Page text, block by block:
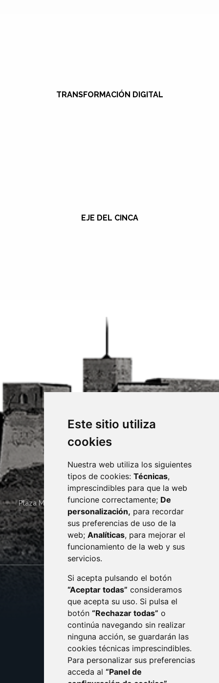
Este sitio utiliza
cookies
Nuestra web utiliza los siguientes
tipos de cookies: Técnicas,
imprescindibles para que la web
funcione correctamente; De
personalización, para recordar
sus preferencias de uso de la
web; Analíticas, para mejorar el
funcionamiento de la web y sus
servicios.
Si acepta pulsando el botón
“Aceptar todas” consideramos
que acepta su uso. Si pulsa el
botón “Rechazar todas” o
continúa navegando sin realizar
ninguna acción, se guardarán las
cookies técnicas imprescindibles.
Para personalizar sus preferencias
acceda al “Panel de
TRANSFORMACIÓN DIGITAL
EJE DEL CINCA
Plaza Mayor 4 22400 MONZÓN - ARAGÓN (ESPAÑA)
· (34) 974 400 700 ·
sac@monzon.es
monzon.es
CONTACTO
AVISO LEGAL
PROTECCIÓN DE DATOS
POLÍTICA DE COOKIES
ACCESIBILIDAD
ENLACE EXTERNO AL